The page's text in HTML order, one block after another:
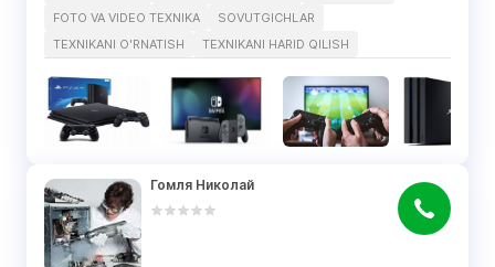
FOTO VA VIDEO TEXNIKA
SOVUTGICHLAR
TEXNIKANI O'RNATISH
TEXNIKANI HARID QILISH
Гомля Николай